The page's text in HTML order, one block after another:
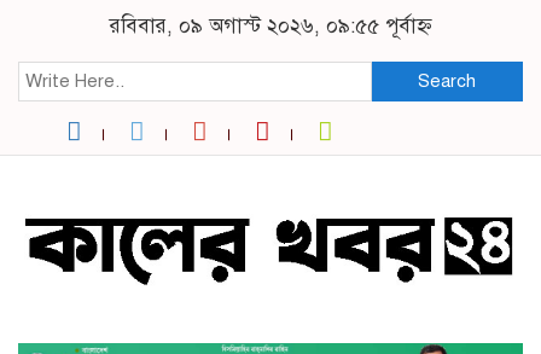
রবিবার, ০৯ অগাস্ট ২০২৬, ০৯:৫৫ পূর্বাহ্ন
Search